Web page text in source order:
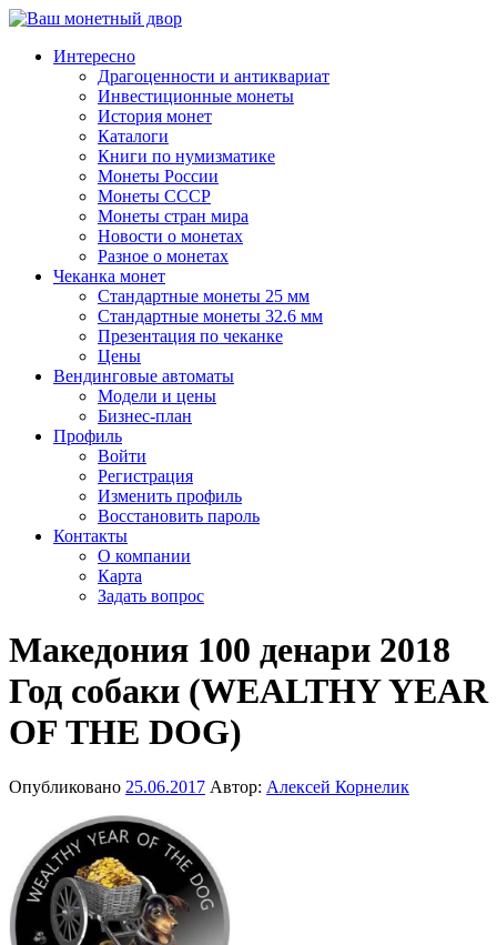
↓
основному
содержимому
Интересно
Драгоценности и антиквариат
Инвестиционные монеты
История монет
Каталоги
Книги по нумизматике
Монеты России
Монеты СССР
Монеты стран мира
Новости о монетах
Разное о монетах
Чеканка монет
Стандартные монеты 25 мм
Стандартные монеты 32.6 мм
Презентация по чеканке
Цены
Вендинговые автоматы
Модели и цены
Бизнес-план
Профиль
Войти
Регистрация
Изменить профиль
Восстановить пароль
Контакты
О компании
Карта
Задать вопрос
Македония 100 денари 2018
Год собаки (WEALTHY YEAR
OF THE DOG)
Опубликовано 25.06.2017 Автор: Алексей Корнелик